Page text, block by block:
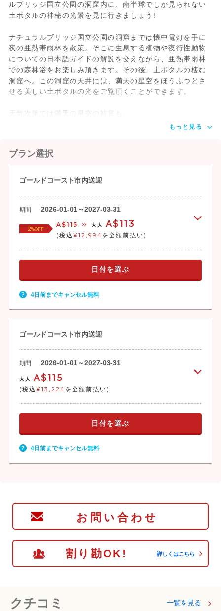
ルブリッジ国立公園の洞窟内に、南半球でしか見られない
土ボタルの神秘の光景を見に行きましょう!
ナチュラルブリッジ国立公園の洞窟までは懐中電灯を手に
夜の亜熱帯雨林を散策。そこに生息する植物や夜行性動物
についての日本語ガイドの解説を交えながら、亜熱帯雨林
での森林浴をお楽しみ頂きます。その後、土ボタルの棲む
洞窟へ。この洞窟の天井には、満天の星空をほうふつとさ
せる美しい土ボタルの光をご覧頂くことができます。
天気次第では満天の星空の観賞も。
もっと見る
プラン選択
ゴールドコースト市内送迎
期間 2026-01-01～2027-03-31
2%OFF
A$115 大人 A$113
(税込 ¥12,994 を全額前払い)
日付を選ぶ
4日前までキャンセル無料
ゴールドコースト市内送迎
期間 2026-01-01～2027-03-31
大人 A$115
(税込 ¥13,224 を全額前払い)
日付を選ぶ
4日前までキャンセル無料
お問い合わせ
割り勘OK! 詳しくはこちら
クチコミ 一覧を見る